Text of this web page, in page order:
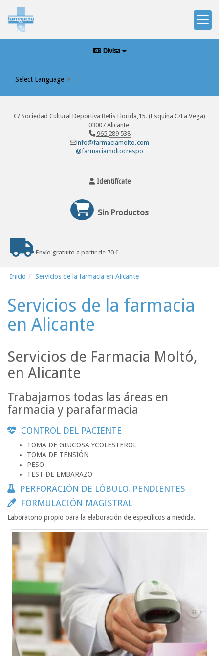
Divisa
Select Language ▼
C/ Sociedad Cultural Deportiva Betis Florida,15. (Esquina C/La Vega)
03007 Alicante
965 289 538
info@farmaciamolto.com
@farmaciamoltocrespo
Identifícate
Sin Productos
Envío gratuito a partir de 70 €.
Inicio Servicios de la farmacia en Alicante
Servicios de la farmacia
en Alicante
Servicios de Farmacia Moltó,
en Alicante
Trabajamos todas las áreas en
farmacia y parafarmacia
CONTROL DEL PACIENTE
TOMA DE GLUCOSA YCOLESTEROL
TOMA DE TENSIÓN
PESO
TEST DE EMBARAZO
PERFORACIÓN DE LÓBULO. PENDIENTES
FORMULACIÓN MAGISTRAL
Laboratorio propio para la elaboración de específicos a medida.